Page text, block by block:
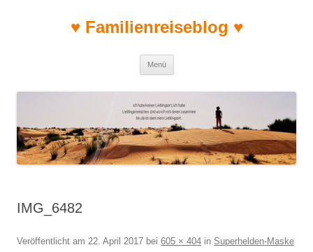
♥ Familienreiseblog ♥
Menü
IMG_6482
Veröffentlicht am 22. April 2017 bei 605 × 404 in Superhelden-Maske